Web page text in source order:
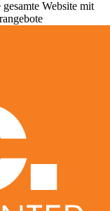
Website mit